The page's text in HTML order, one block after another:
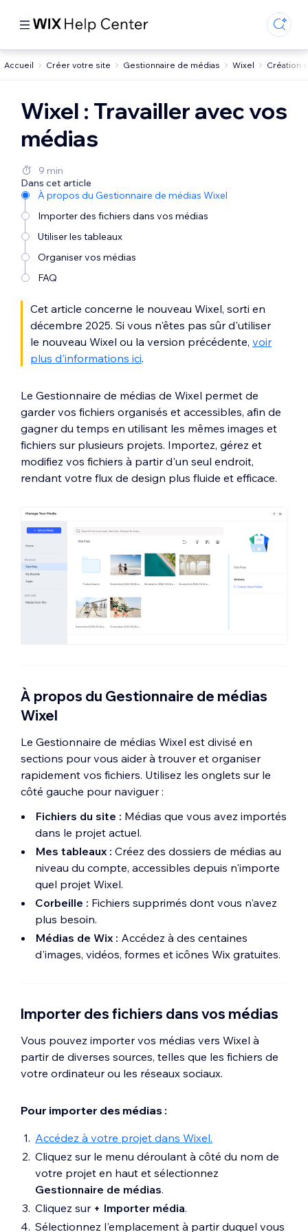
Accueil Créer votre site Gestionnaire de médias Wixel Création
Wixel : Travailler avec vos
médias
9 min
Dans cet article
À propos du Gestionnaire de médias Wixel
Importer des fichiers dans vos médias
Utiliser les tableaux
Organiser vos médias
FAQ
Cet article concerne le nouveau Wixel, sorti en
décembre 2025. Si vous n'êtes pas sûr d'utiliser
le nouveau Wixel ou la version précédente, voir
plus d'informations ici.
Le Gestionnaire de médias de Wixel permet de
garder vos fichiers organisés et accessibles, afin de
gagner du temps en utilisant les mêmes images et
fichiers sur plusieurs projets. Importez, gérez et
modifiez vos fichiers à partir d'un seul endroit,
rendant votre flux de design plus fluide et efficace.
À propos du Gestionnaire de médias
Wixel
Le Gestionnaire de médias Wixel est divisé en
sections pour vous aider à trouver et organiser
rapidement vos fichiers. Utilisez les onglets sur le
côté gauche pour naviguer :
Fichiers du site : Médias que vous avez importés
dans le projet actuel.
Mes tableaux : Créez des dossiers de médias au
niveau du compte, accessibles depuis n'importe
quel projet Wixel.
Corbeille : Fichiers supprimés dont vous n'avez
plus besoin.
Médias de Wix : Accédez à des centaines
d'images, vidéos, formes et icônes Wix gratuites.
Importer des fichiers dans vos médias
Vous pouvez importer vos médias vers Wixel à
partir de diverses sources, telles que les fichiers de
votre ordinateur ou les réseaux sociaux.
Pour importer des médias :
Accédez à votre projet dans Wixel.
Cliquez sur le menu déroulant à côté du nom de
votre projet en haut et sélectionnez
Gestionnaire de médias.
Cliquez sur + Importer média.
Sélectionnez l'emplacement à partir duquel vous